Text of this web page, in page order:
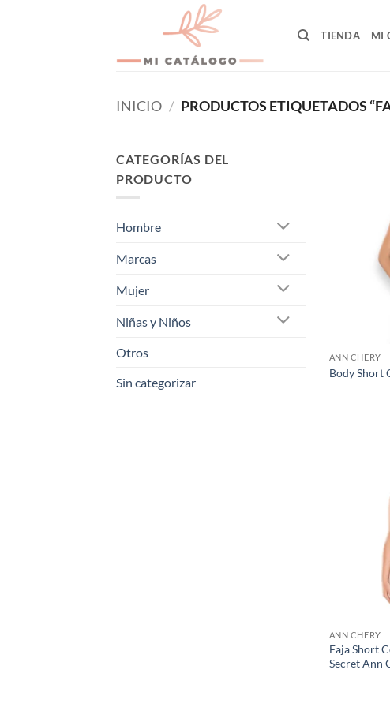
TIENDA MI
INICIO / PRODUCTOS ETIQUETADOS
CATEGORÍAS DEL
PRODUCTO
Hombre
Marcas
Mujer
Niñas y Niños
Otros
Sin categorizar
ANN CHERY
Body Short
ANN CHERY
Faja Short
Secret Ann